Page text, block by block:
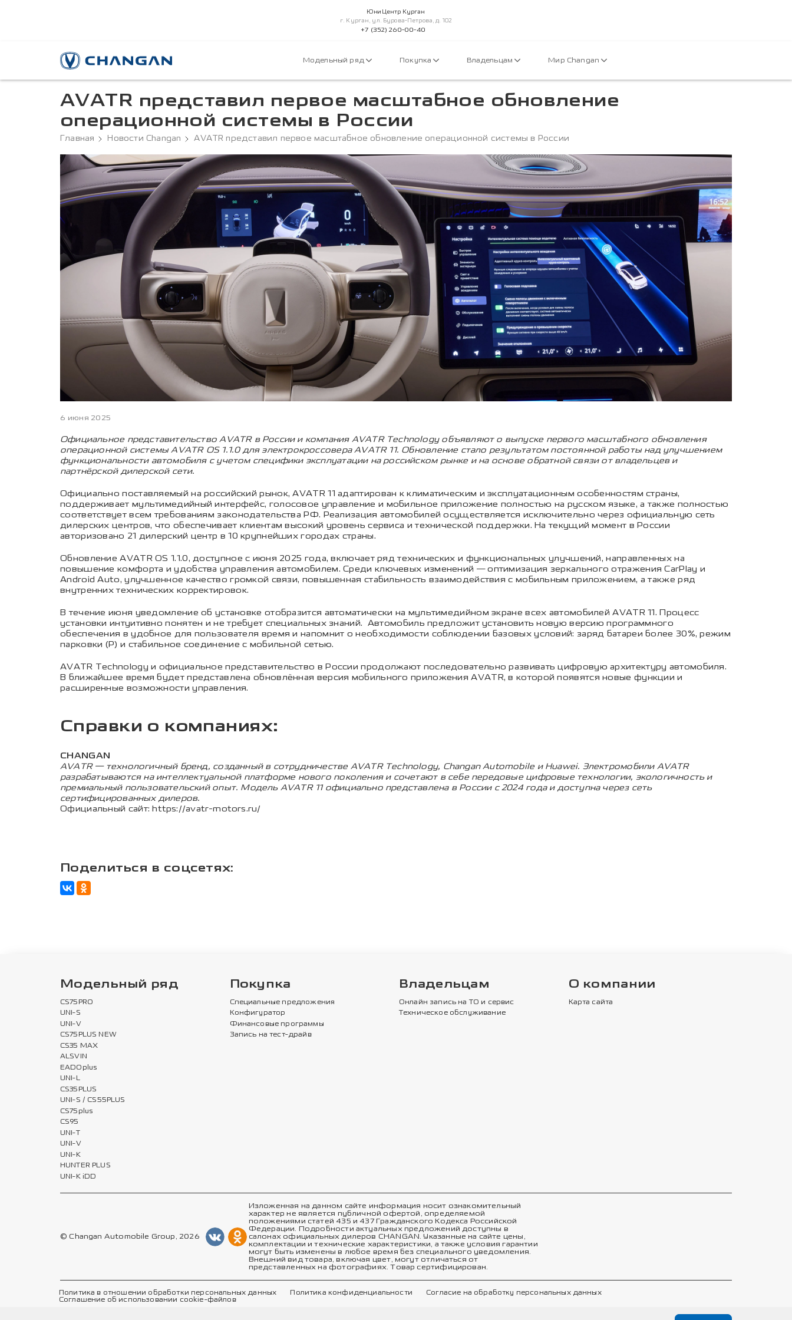
Юни Центр Курган
г. Курган, ул. Бурова-Петрова, д. 102
+7 (352) 260-00-40
Модельный ряд Покупка Владельцам Мир Changan
AVATR представил первое масштабное обновление
операционной системы в России
Главная Новости Changan AVATR представил первое масштабное обновление операционной системы в России
6 июня 2025
Официальное представительство AVATR в России и компания AVATR Technology объявляют о выпуске первого масштабного обновления
операционной системы AVATR OS 1.1.0 для электрокроссовера AVATR 11. Обновление стало результатом постоянной работы над улучшением
функциональности автомобиля с учетом специфики эксплуатации на российском рынке и на основе обратной связи от владельцев и
партнёрской дилерской сети.
Официально поставляемый на российский рынок, AVATR 11 адаптирован к климатическим и эксплуатационным особенностям страны,
поддерживает мультимедийный интерфейс, голосовое управление и мобильное приложение полностью на русском языке, а также полностью
соответствует всем требованиям законодательства РФ. Реализация автомобилей осуществляется исключительно через официальную сеть
дилерских центров, что обеспечивает клиентам высокий уровень сервиса и технической поддержки. На текущий момент в России
авторизовано 21 дилерский центр в 10 крупнейших городах страны.
Обновление AVATR OS 1.1.0, доступное с июня 2025 года, включает ряд технических и функциональных улучшений, направленных на
повышение комфорта и удобства управления автомобилем. Среди ключевых изменений — оптимизация зеркального отражения CarPlay и
Android Auto, улучшенное качество громкой связи, повышенная стабильность взаимодействия с мобильным приложением, а также ряд
внутренних технических корректировок.
В течение июня уведомление об установке отобразится автоматически на мультимедийном экране всех автомобилей AVATR 11. Процесс
установки интуитивно понятен и не требует специальных знаний. Автомобиль предложит установить новую версию программного
обеспечения в удобное для пользователя время и напомнит о необходимости соблюдении базовых условий: заряд батареи более 30%, режим
парковки (P) и стабильное соединение с мобильной сетью.
AVATR Technology и официальное представительство в России продолжают последовательно развивать цифровую архитектуру автомобиля.
В ближайшее время будет представлена обновлённая версия мобильного приложения AVATR, в которой появятся новые функции и
расширенные возможности управления.
Справки о компаниях:
CHANGAN
AVATR — технологичный бренд, созданный в сотрудничестве AVATR Technology, Changan Automobile и Huawei. Электромобили AVATR
разрабатываются на интеллектуальной платформе нового поколения и сочетают в себе передовые цифровые технологии, экологичность и
премиальный пользовательский опыт. Модель AVATR 11 официально представлена в России с 2024 года и доступна через сеть
сертифицированных дилеров.
Официальный сайт:https://avatr-motors.ru/
Поделиться в соцсетях:
Модельный ряд
CS75PRO
UNI-S
UNI-V
CS75PLUS NEW
CS35 MAX
ALSVIN
EADOplus
UNI-L
CS35PLUS
UNI-S / CS55PLUS
CS75plus
CS95
UNI-T
UNI-V
UNI-K
HUNTER PLUS
UNI-K iDD
Покупка
Специальные предложения
Конфигуратор
Финансовые программы
Запись на тест-драйв
Владельцам
Онлайн запись на ТО и сервис
Техническое обслуживание
О компании
Карта сайта
© Changan Automobile Group, 2026
Изложенная на данном сайте информация носит ознакомительный
характер не является публичной офертой, определяемой
положениями статей 435 и 437 Гражданского Кодекса Российской
Федерации. Подробности актуальных предложений доступны в
салонах официальных дилеров CHANGAN. Указанные на сайте цены,
комплектации и технические характеристики, а также условия гарантии
могут быть изменены в любое время без специального уведомления.
Внешний вид товара, включая цвет, могут отличаться от
представленных на фотографиях. Товар сертифицирован.
Политика в отношении обработки персональных данных Политика конфиденциальности
Согласие на обработку персональных данных
Соглашение об использовании cookie-файлов